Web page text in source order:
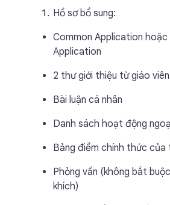
Hồ sơ bổ sung:
Common Application
Application
2 thư giới thiệu từ giáo viên
Bài luận cá nhân
Danh sách hoạt động
Bảng điểm chính thức
Phỏng vấn (không bắt
khích)